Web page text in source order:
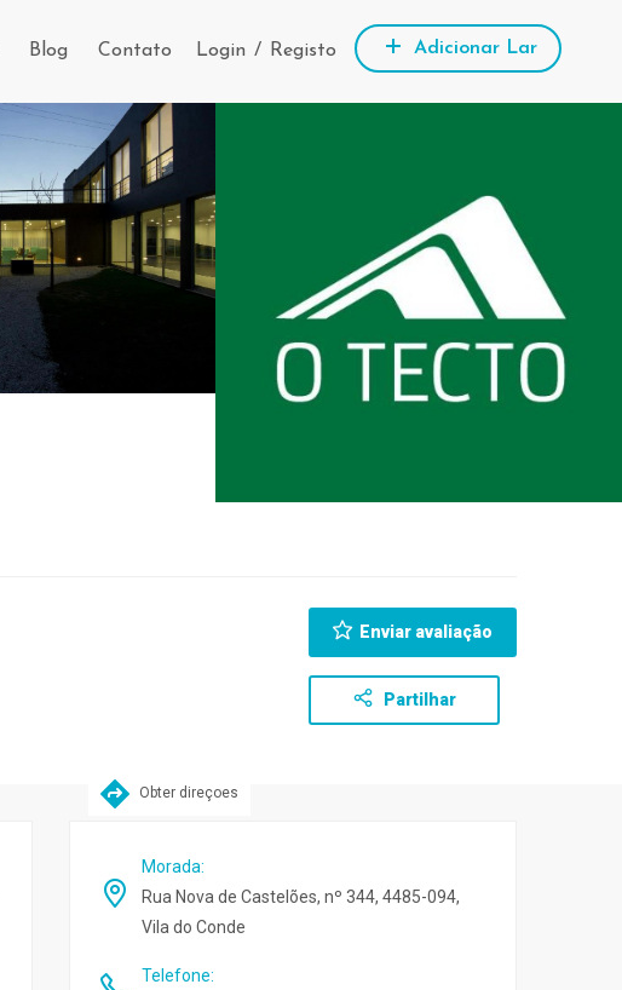
Blog Contato Login / Registo Adicionar Lar
Enviar avaliação
Partilhar
Obter direçoes
Morada:
Rua Nova de Castelões, nº 344, 4485-094,
Vila do Conde
Telefone: